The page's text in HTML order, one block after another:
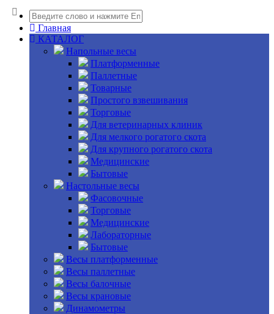
Главная
КАТАЛОГ
Напольные весы
Платформенные
Паллетные
Товарные
Простого взвешивания
Торговые
Для ветеринарных клиник
Для мелкого рогатого скота
Для крупного рогатого скота
Медицинские
Бытовые
Настольные весы
Фасовочные
Торговые
Медицинские
Лабораторные
Бытовые
Весы платформенные
Весы паллетные
Весы балочные
Весы крановые
Динамометры